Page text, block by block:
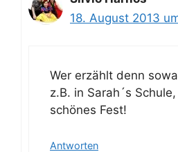
18. August 2013
Wer erzählt denn
z.B. in Sarah´s
schönes Fest!
Antworten